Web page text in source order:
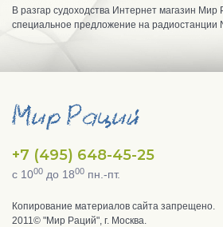
В разгар судоходства Интернет магазин Мир
специальное предложение на радиостанции
+7 (495) 648-45-25
с 1000 до 1800 пн.-пт.
Копирование материалов сайта запрещено.
2011© "Мир Раций", г. Москва.